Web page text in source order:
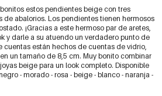
estos pendientes beige con tres
de abalorios. Los pendientes tienen hermosos
¡Gracias a este hermoso par de aretes,
y darle a su atuendo un verdadero punto de
cuentas están hechos de cuentas de vidrio,
un tamaño de 8,5 cm. Muy bonito combinar
beige para un look completo. Disponible
- morado - rosa - beige - blanco - naranja -